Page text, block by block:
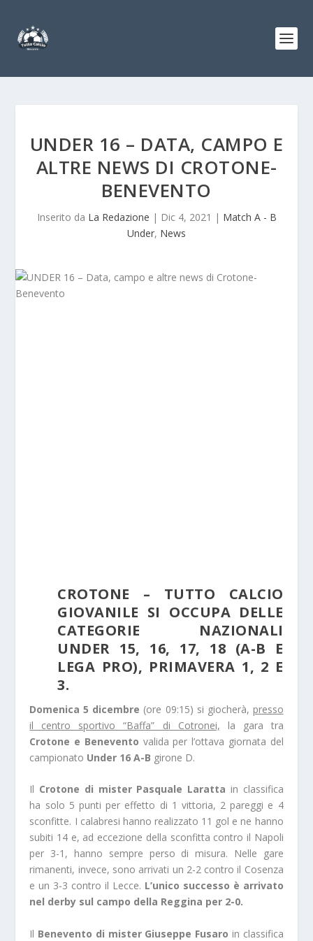
UNDER 16 – DATA, CAMPO E
ALTRE NEWS DI CROTONE-
BENEVENTO
Inserito da La Redazione | Dic 4, 2021 | Match A - B
Under, News
CROTONE – TUTTO CALCIO
GIOVANILE SI OCCUPA DELLE
CATEGORIE NAZIONALI
UNDER 15, 16, 17, 18 (A-B E
LEGA PRO), PRIMAVERA 1, 2 E
3.
Domenica 5 dicembre (ore 09:15) si giocherà, presso
il centro sportivo “Baffa” di Cotronei, la gara tra
Crotone e Benevento valida per l’ottava giornata del
campionato Under 16 A-B girone D.
Il Crotone di mister Pasquale Laratta in classifica
ha solo 5 punti per effetto di 1 vittoria, 2 pareggi e 4
sconfitte. I calabresi hanno realizzato 11 gol e ne hanno
subiti 14 e, ad eccezione della sconfitta contro il Napoli
per 3-1, hanno sempre perso di misura. Nelle gare
rimanenti, invece, sono arrivati un 2-2 contro il Cosenza
e un 3-3 contro il Lecce. L’unico successo è arrivato
nel derby sul campo della Reggina per 2-0.
Il Benevento di mister Giuseppe Fusaro in classifica